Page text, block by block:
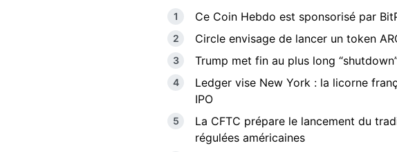
Ce Coin Hebdo est sponsorisé par
Circle envisage de lancer un token
Trump met fin au plus long
Ledger vise New York : la licorne
IPO
La CFTC prépare le lancement du
régulées américaines